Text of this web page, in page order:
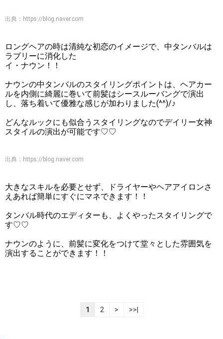
出典： https://blog.naver.com
ロングヘアの時は清純な初恋のイメージで、中タンバルは
ラブリーに消化した
イ・ナウン！！
ナウンの中タンバルのスタイリングポイントは、ヘアカー
ルを内側に綺麗に巻いて前髪はシースルーバングで演出
し、落ち着いて優雅な感じが加わりました(^^)/♪
どんなルックにも似合うスタイリングなのでデイリー女神
スタイルの演出が可能です♡♡
出典： https://blog.naver.com
大きなスキルを必要とせず、ドライヤーやヘアアイロンさ
えあれば簡単にすぐにマネできます！！
タンバル時代のエディターも、よくやったスタイリングで
す♡♡
ナウンのように、前髪に変化をつけて堂々とした雰囲気を
演出することができます！！
1 2 > >>|